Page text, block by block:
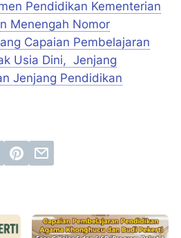
Pendidikan Kementerian
Menengah Nomor
Capaian Pembelajaran
Usia Dini, Jenjang
Jenjang Pendidikan